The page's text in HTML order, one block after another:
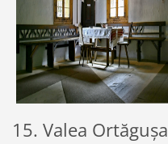
15. Valea Ortăgușa